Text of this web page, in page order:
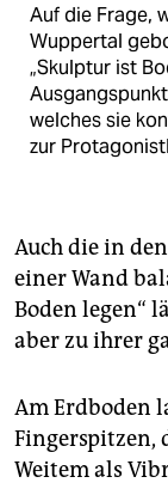
Auf die Frage,
Wuppertal
„Skulptur ist
welches sie
zur
Auch die in
einer Wand
Boden legen“
aber zu ihrer
Am Erdboden
Fingerspitzen,
Weitem als